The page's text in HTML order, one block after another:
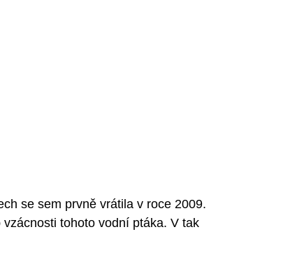
se sem prvně vrátila v roce 2009.
tohoto vodní ptáka. V tak